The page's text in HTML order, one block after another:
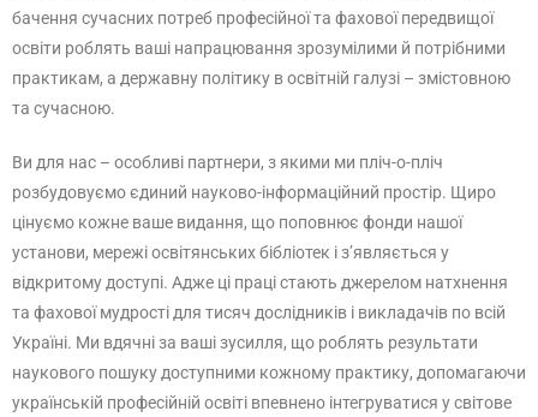
бачення сучасних потреб професійної та фахової передвищої
освіти роблять ваші напрацювання зрозумілими й потрібними
практикам, а державну політику в освітній галузі – змістовною
та сучасною.
Ви для нас – особливі партнери, з якими ми пліч-о-пліч
розбудовуємо єдиний науково-інформаційний простір. Щиро
цінуємо кожне ваше видання, що поповнює фонди нашої
установи, мережі освітянських бібліотек і з’являється у
відкритому доступі. Адже ці праці стають джерелом натхнення
та фахової мудрості для тисяч дослідників і викладачів по всій
Україні. Ми вдячні за ваші зусилля, що роблять результати
наукового пошуку доступними кожному практику, допомагаючи
українській професійній освіті впевнено інтегруватися у світове